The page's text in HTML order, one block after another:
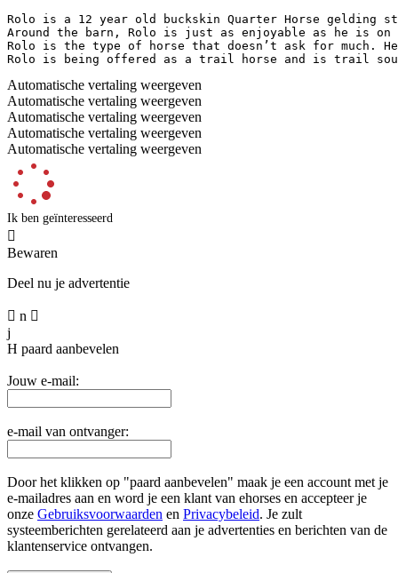
Rolo is a 12 year old buckskin Quarter Horse
Around the barn, Rolo is just as enjoyable as he is on
Rolo is the type of horse that doesn’t ask for much.
Rolo is being offered as a trail horse and is trail
Automatische vertaling weergeven
Automatische vertaling weergeven
Automatische vertaling weergeven
Automatische vertaling weergeven
Automatische vertaling weergeven
Ik ben geïnteresseerd

Bewaren
Deel nu je advertentie
 n 
j
H paard aanbevelen
Jouw e-mail:
e-mail van ontvanger:
Door het klikken op "paard aanbevelen" maak je een account met je
e-mailadres aan en word je een klant van ehorses en accepteer je
onze Gebruiksvoorwaarden en Privacybeleid. Je zult
systeemberichten gerelateerd aan je advertenties en berichten van de
klantenservice ontvangen.